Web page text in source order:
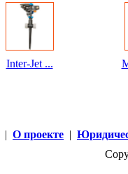
Inter-Jet ...
| О проекте |